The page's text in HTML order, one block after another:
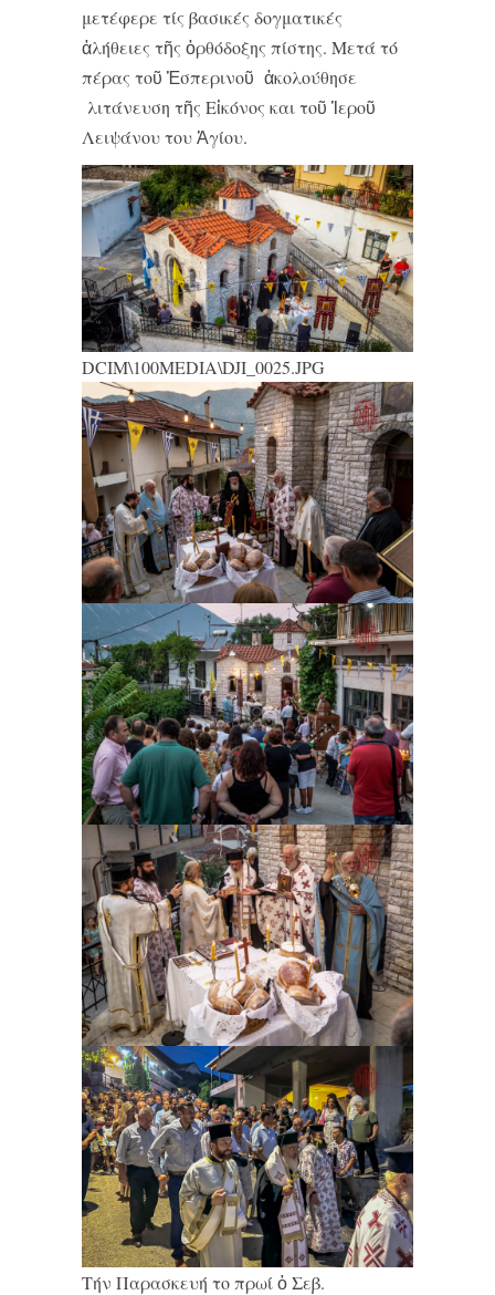
μετέφερε τίς βασικές δογματικές
ἀλήθειες τῆς ὀρθόδοξης πίστης. Μετά τό
πέρας τοῦ Ἑσπερινοῦ ἀκολούθησε
λιτάνευση τῆς Εἰκόνος και τοῦ Ἱεροῦ
Λειψάνου του Ἁγίου.
DCIM\100MEDIA\DJI_0025.JPG
Τήν Παρασκευή το πρωί ὁ Σεβ.